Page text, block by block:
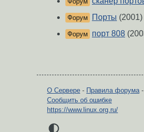
Форум Порты (2001)
Форум порт 808
О Сервере - Правила форума-
Сообщить об ошибке
https://www.linux.org.ru/